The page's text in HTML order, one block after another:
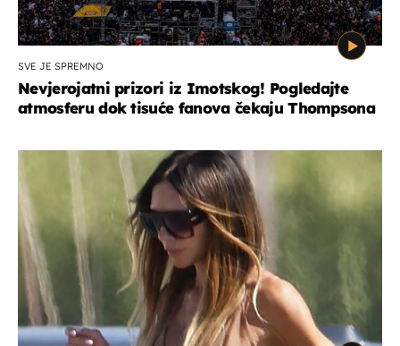
SVE JE SPREMNO
Nevjerojatni prizori iz Imotskog! Pogledajte
atmosferu dok tisuće fanova čekaju Thompsona